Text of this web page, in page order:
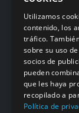
Te
Email
Aceptar
Utilizamos
contenido, los
tráfico.
sobre su uso
socios de
pueden
que les haya
recopilado a
Política de